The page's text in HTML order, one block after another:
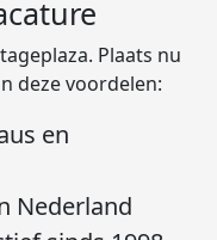
Plaats nu
deze voordelen:
en